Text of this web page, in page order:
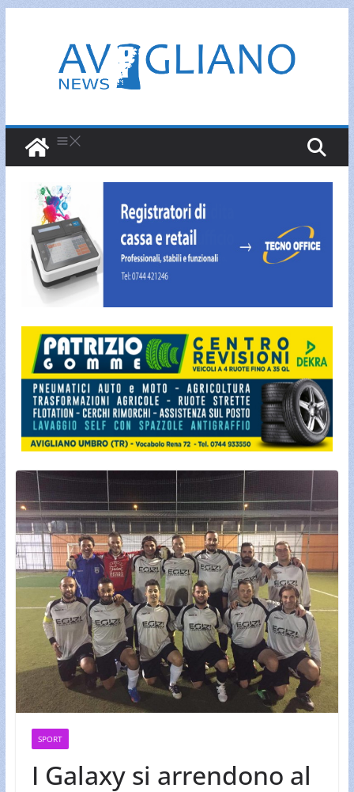
contenuto
SPORT
I Galaxy si arrendono al